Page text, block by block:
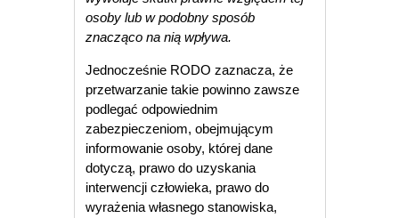
osoby lub w podobny sposób
znacząco na nią wpływa.
Jednocześnie RODO zaznacza, że
przetwarzanie takie powinno zawsze
podlegać odpowiednim
zabezpieczeniom, obejmującym
informowanie osoby, której dane
dotyczą, prawo do uzyskania
interwencji człowieka, prawo do
wyrażenia własnego stanowiska,